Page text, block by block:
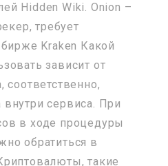
Hidden Wiki. Onion –
требует
Kraken Какой
зависит от
сервиса. При
в ходе процедуры
обратиться в
такие